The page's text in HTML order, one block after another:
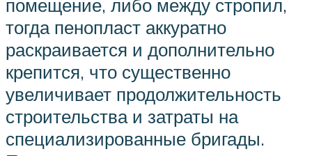
помещение, либо между стропил,
тогда пенопласт аккуратно
раскраивается и дополнительно
крепится, что существенно
увеличивает продолжительность
строительства и затраты на
специализированные бригады.